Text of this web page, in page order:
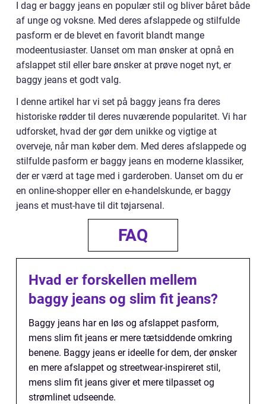
I dag er baggy jeans en populær stil og bliver båret både
af unge og voksne. Med deres afslappede og stilfulde
pasform er de blevet en favorit blandt mange
modeentusiaster. Uanset om man ønsker at opnå en
afslappet stil eller bare ønsker at prøve noget nyt, er
baggy jeans et godt valg.
I denne artikel har vi set på baggy jeans fra deres
historiske rødder til deres nuværende popularitet. Vi har
udforsket, hvad der gør dem unikke og vigtige at
overveje, når man køber dem. Med deres afslappede og
stilfulde pasform er baggy jeans en moderne klassiker,
der er værd at tage med i garderoben. Uanset om du er
en online-shopper eller en e-handelskunde, er baggy
jeans et must-have til dit tøjarsenal.
FAQ
Hvad er forskellen mellem
baggy jeans og slim fit jeans?
Baggy jeans har en løs og afslappet pasform,
mens slim fit jeans er mere tætsiddende omkring
benene. Baggy jeans er ideelle for dem, der ønsker
en mere afslappet og streetwear-inspireret stil,
mens slim fit jeans giver et mere tilpasset og
strømlinet udseende.